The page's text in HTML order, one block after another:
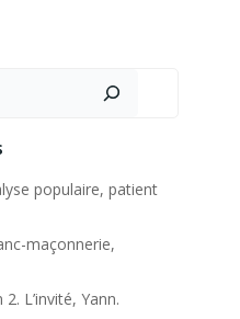
populaire, patient
maçonnerie,
L’invité, Yann.